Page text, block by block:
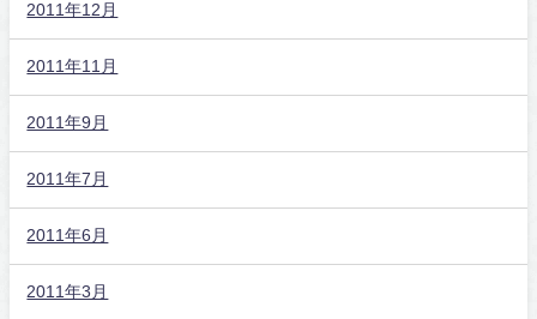
2011年12月
2011年11月
2011年9月
2011年7月
2011年6月
2011年3月